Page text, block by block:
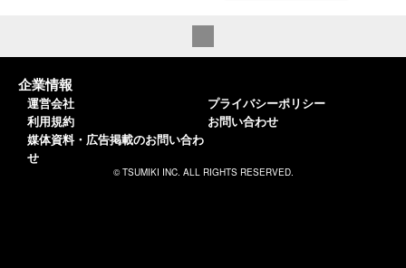
企業情報
運営会社
利用規約
媒体資料・広告掲載のお問い合わ
せ
プライバシーポリシー
お問い合わせ
© TSUMIKI INC. ALL RIGHTS RESERVED.